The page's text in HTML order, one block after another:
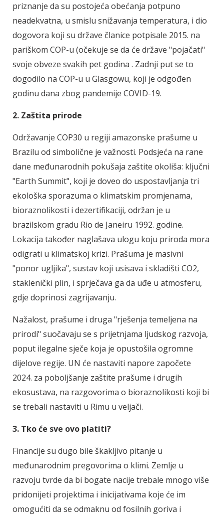
priznanje da su postojeća obećanja potpuno
neadekvatna, u smislu snižavanja temperatura, i dio
dogovora koji su države članice potpisale 2015. na
pariškom COP-u (očekuje se da će države "pojačati"
svoje obveze svakih pet godina . Zadnji put se to
dogodilo na COP-u u Glasgowu, koji je odgođen
godinu dana zbog pandemije COVID-19.
2. Zaštita prirode
Održavanje COP30 u regiji amazonske prašume u
Brazilu od simbolične je važnosti. Podsjeća na rane
dane međunarodnih pokušaja zaštite okoliša: ključni
"Earth Summit", koji je doveo do uspostavljanja tri
ekološka sporazuma o klimatskim promjenama,
bioraznolikosti i dezertifikaciji, održan je u
brazilskom gradu Rio de Janeiru 1992. godine.
Lokacija također naglašava ulogu koju priroda mora
odigrati u klimatskoj krizi. Prašuma je masivni
"ponor ugljika", sustav koji usisava i skladišti CO2,
staklenički plin, i sprječava ga da uđe u atmosferu,
gdje doprinosi zagrijavanju.
Nažalost, prašume i druga "rješenja temeljena na
prirodi" suočavaju se s prijetnjama ljudskog razvoja,
poput ilegalne sječe koja je opustošila ogromne
dijelove regije. UN će nastaviti napore započete
2024. za poboljšanje zaštite prašume i drugih
ekosustava, na razgovorima o bioraznolikosti koji bi
se trebali nastaviti u Rimu u veljači.
3. Tko će sve ovo platiti?
Financije su dugo bile škakljivo pitanje u
međunarodnim pregovorima o klimi. Zemlje u
razvoju tvrde da bi bogate nacije trebale mnogo više
pridonijeti projektima i inicijativama koje će im
omogućiti da se odmaknu od fosilnih goriva i